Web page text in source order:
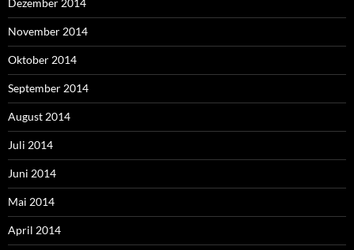
Dezember 2014
November 2014
Oktober 2014
September 2014
August 2014
Juli 2014
Juni 2014
Mai 2014
April 2014